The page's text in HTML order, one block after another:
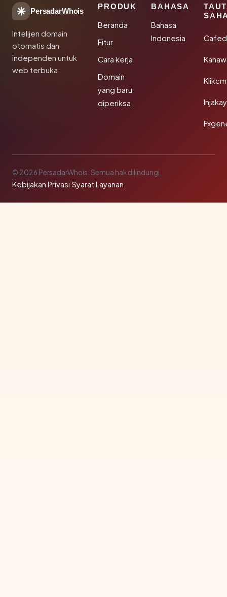
PersadarWhois
Intelijen domain
otomatis dan
independen untuk
web terbuka.
PRODUK
Beranda
Fitur
Cara kerja
Domain
yang baru
diperiksa
BAHASA
Bahasa
Indonesia
© 2026 PersadarWhois. Semua hak dilindungi.
Kebijakan Privasi·Syarat Layanan